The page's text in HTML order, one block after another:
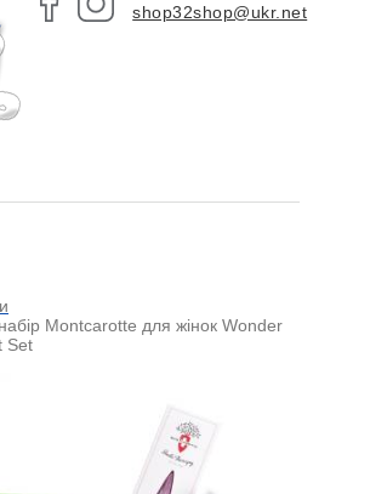
shop32shop@ukr.net
Montcarotte для жінок Wonder
Set